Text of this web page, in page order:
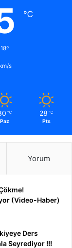
℃
s
℃
Paz
28 ℃
Pts
Yorum
(Video-Haber)
Ders
Seyrediyor !!!